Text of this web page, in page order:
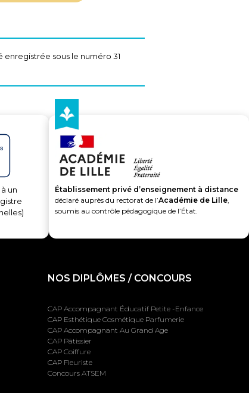
enregistrée sous le numéro 31
un
Établissement privé d’enseignement à distance
déclaré auprès du rectorat de l’Académie de Lille
soumis au contrôle pédagogique de l’État.
NOS DIPLÔMES / CONCOURS
CAP Accompagnant Éducatif Petite -Enfance
CAP Esthétique Cosmétique Parfumerie
CAP Accompagnant Au Grand Age
CAP Pâtissier
CAP Coiffure
CAP Fleuriste
Concours ATSEM